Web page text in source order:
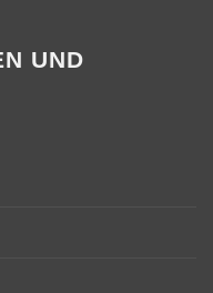
UND